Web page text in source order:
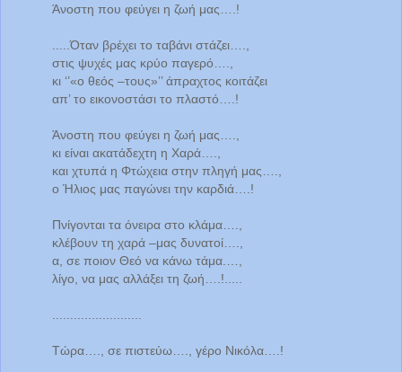
Άνοστη που φεύγει η ζωή μας….!
.....Όταν βρέχει το ταβάνι στάζει….,
στις ψυχές μας κρύο παγερό….,
κι ‘’«ο θεός –τους»’’ άπραχτος κοιτάζει
απ’ το εικονοστάσι το πλαστό….!
Άνοστη που φεύγει η ζωή μας….,
κι είναι ακατάδεχτη η Χαρά….,
και χτυπά η Φτώχεια στην πληγή μας….,
ο Ήλιος μας παγώνει την καρδιά….!
Πνίγονται τα όνειρα στο κλάμα….,
κλέβουν τη χαρά –μας δυνατοί….,
α, σε ποιον Θεό να κάνω τάμα.…,
λίγο, να μας αλλάξει τη ζωή….!.....
Τώρα…., σε πιστεύω…., γέρο Νικόλα….!